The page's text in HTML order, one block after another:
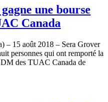
une bourse
Canada
– 15 août 2018 – Sera Grover
personnes qui ont remporté la
des TUAC Canada de